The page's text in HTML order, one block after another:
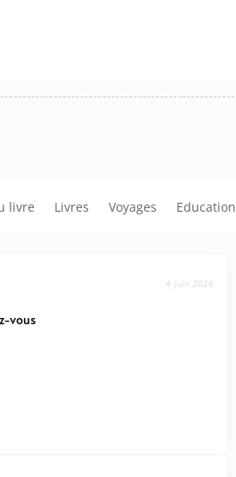
livre Livres Voyages Education
4 juin 2026
vous